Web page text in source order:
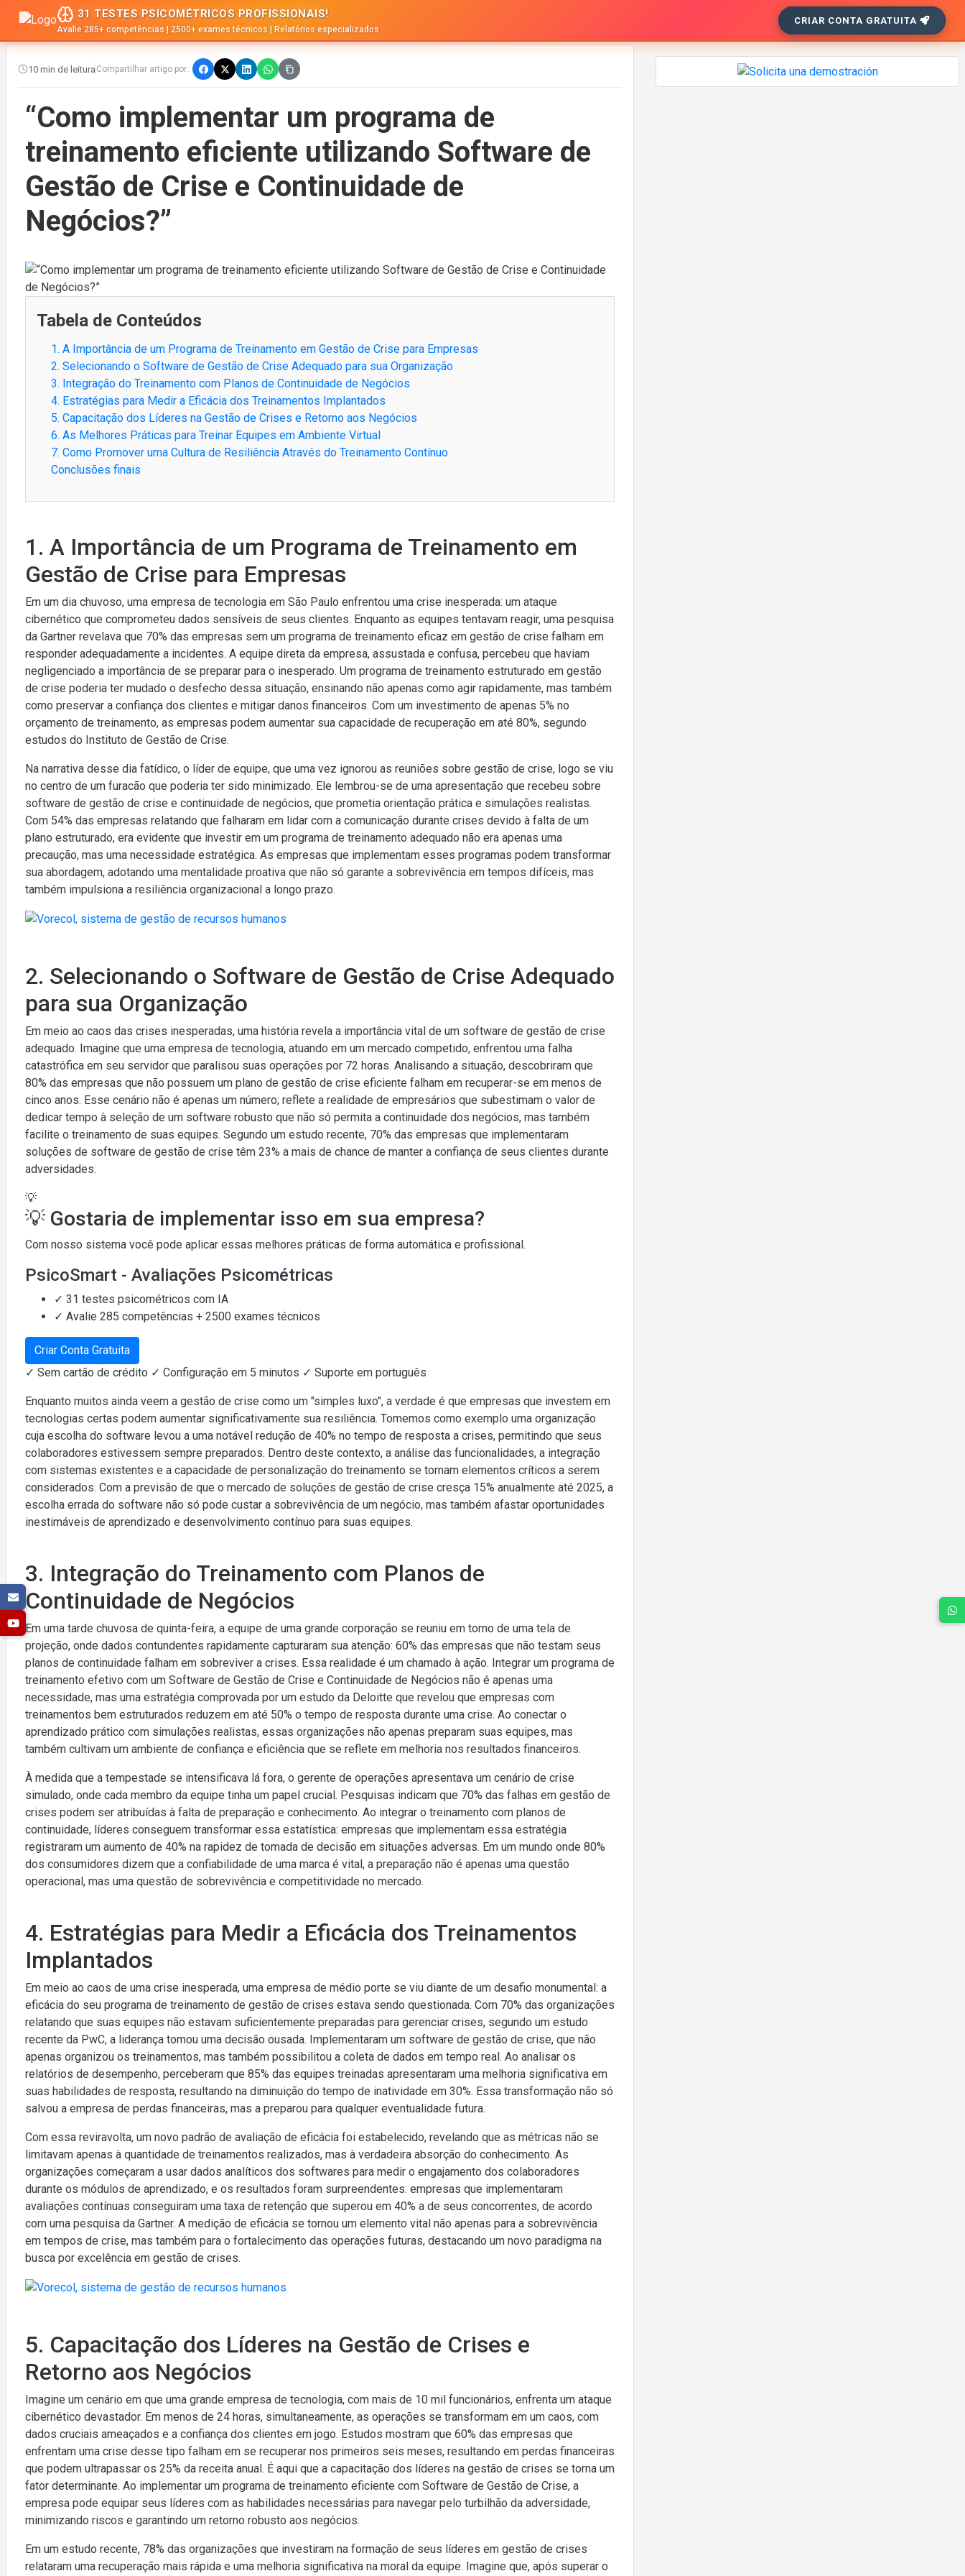
31 TESTES PSICOMÉTRICOS PROFISSIONAIS!
Avalie 285+ competências | 2500+ exames técnicos | Relatórios especializados
CRIAR CONTA GRATUITA
10 min de leitura Compartilhar artigo por::
“Como implementar um programa de
treinamento eficiente utilizando Software de
Gestão de Crise e Continuidade de
Negócios?”
Tabela de Conteúdos
1. A Importância de um Programa de Treinamento em Gestão de Crise para Empresas
2. Selecionando o Software de Gestão de Crise Adequado para sua Organização
3. Integração do Treinamento com Planos de Continuidade de Negócios
4. Estratégias para Medir a Eficácia dos Treinamentos Implantados
5. Capacitação dos Líderes na Gestão de Crises e Retorno aos Negócios
6. As Melhores Práticas para Treinar Equipes em Ambiente Virtual
7. Como Promover uma Cultura de Resiliência Através do Treinamento Contínuo
Conclusões finais
1. A Importância de um Programa de Treinamento em
Gestão de Crise para Empresas
Em um dia chuvoso, uma empresa de tecnologia em São Paulo enfrentou uma crise inesperada: um ataque
cibernético que comprometeu dados sensíveis de seus clientes. Enquanto as equipes tentavam reagir, uma pesquisa
da Gartner revelava que 70% das empresas sem um programa de treinamento eficaz em gestão de crise falham em
responder adequadamente a incidentes. A equipe direta da empresa, assustada e confusa, percebeu que haviam
negligenciado a importância de se preparar para o inesperado. Um programa de treinamento estruturado em gestão
de crise poderia ter mudado o desfecho dessa situação, ensinando não apenas como agir rapidamente, mas também
como preservar a confiança dos clientes e mitigar danos financeiros. Com um investimento de apenas 5% no
orçamento de treinamento, as empresas podem aumentar sua capacidade de recuperação em até 80%, segundo
estudos do Instituto de Gestão de Crise.
Na narrativa desse dia fatídico, o líder de equipe, que uma vez ignorou as reuniões sobre gestão de crise, logo se viu
no centro de um furacão que poderia ter sido minimizado. Ele lembrou-se de uma apresentação que recebeu sobre
software de gestão de crise e continuidade de negócios, que prometia orientação prática e simulações realistas.
Com 54% das empresas relatando que falharam em lidar com a comunicação durante crises devido à falta de um
plano estruturado, era evidente que investir em um programa de treinamento adequado não era apenas uma
precaução, mas uma necessidade estratégica. As empresas que implementam esses programas podem transformar
sua abordagem, adotando uma mentalidade proativa que não só garante a sobrevivência em tempos difíceis, mas
também impulsiona a resiliência organizacional a longo prazo.
2. Selecionando o Software de Gestão de Crise Adequado
para sua Organização
Em meio ao caos das crises inesperadas, uma história revela a importância vital de um software de gestão de crise
adequado. Imagine que uma empresa de tecnologia, atuando em um mercado competido, enfrentou uma falha
catastrófica em seu servidor que paralisou suas operações por 72 horas. Analisando a situação, descobriram que
80% das empresas que não possuem um plano de gestão de crise eficiente falham em recuperar-se em menos de
cinco anos. Esse cenário não é apenas um número; reflete a realidade de empresários que subestimam o valor de
dedicar tempo à seleção de um software robusto que não só permita a continuidade dos negócios, mas também
facilite o treinamento de suas equipes. Segundo um estudo recente, 70% das empresas que implementaram
soluções de software de gestão de crise têm 23% a mais de chance de manter a confiança de seus clientes durante
adversidades.
💡
💡 Gostaria de implementar isso em sua empresa?
Com nosso sistema você pode aplicar essas melhores práticas de forma automática e profissional.
PsicoSmart - Avaliações Psicométricas
✓ 31 testes psicométricos com IA
✓ Avalie 285 competências + 2500 exames técnicos
Criar Conta Gratuita
✓ Sem cartão de crédito ✓ Configuração em 5 minutos ✓ Suporte em português
Enquanto muitos ainda veem a gestão de crise como um "simples luxo", a verdade é que empresas que investem em
tecnologias certas podem aumentar significativamente sua resiliência. Tomemos como exemplo uma organização
cuja escolha do software levou a uma notável redução de 40% no tempo de resposta a crises, permitindo que seus
colaboradores estivessem sempre preparados. Dentro deste contexto, a análise das funcionalidades, a integração
com sistemas existentes e a capacidade de personalização do treinamento se tornam elementos críticos a serem
considerados. Com a previsão de que o mercado de soluções de gestão de crise cresça 15% anualmente até 2025, a
escolha errada do software não só pode custar a sobrevivência de um negócio, mas também afastar oportunidades
inestimáveis de aprendizado e desenvolvimento contínuo para suas equipes.
3. Integração do Treinamento com Planos de
Continuidade de Negócios
Em uma tarde chuvosa de quinta-feira, a equipe de uma grande corporação se reuniu em torno de uma tela de
projeção, onde dados contundentes rapidamente capturaram sua atenção: 60% das empresas que não testam seus
planos de continuidade falham em sobreviver a crises. Essa realidade é um chamado à ação. Integrar um programa de
treinamento efetivo com um Software de Gestão de Crise e Continuidade de Negócios não é apenas uma
necessidade, mas uma estratégia comprovada por um estudo da Deloitte que revelou que empresas com
treinamentos bem estruturados reduzem em até 50% o tempo de resposta durante uma crise. Ao conectar o
aprendizado prático com simulações realistas, essas organizações não apenas preparam suas equipes, mas
também cultivam um ambiente de confiança e eficiência que se reflete em melhoria nos resultados financeiros.
À medida que a tempestade se intensificava lá fora, o gerente de operações apresentava um cenário de crise
simulado, onde cada membro da equipe tinha um papel crucial. Pesquisas indicam que 70% das falhas em gestão de
crises podem ser atribuídas à falta de preparação e conhecimento. Ao integrar o treinamento com planos de
continuidade, líderes conseguem transformar essa estatística: empresas que implementam essa estratégia
registraram um aumento de 40% na rapidez de tomada de decisão em situações adversas. Em um mundo onde 80%
dos consumidores dizem que a confiabilidade de uma marca é vital, a preparação não é apenas uma questão
operacional, mas uma questão de sobrevivência e competitividade no mercado.
4. Estratégias para Medir a Eficácia dos Treinamentos
Implantados
Em meio ao caos de uma crise inesperada, uma empresa de médio porte se viu diante de um desafio monumental: a
eficácia do seu programa de treinamento de gestão de crises estava sendo questionada. Com 70% das organizações
relatando que suas equipes não estavam suficientemente preparadas para gerenciar crises, segundo um estudo
recente da PwC, a liderança tomou uma decisão ousada. Implementaram um software de gestão de crise, que não
apenas organizou os treinamentos, mas também possibilitou a coleta de dados em tempo real. Ao analisar os
relatórios de desempenho, perceberam que 85% das equipes treinadas apresentaram uma melhoria significativa em
suas habilidades de resposta, resultando na diminuição do tempo de inatividade em 30%. Essa transformação não só
salvou a empresa de perdas financeiras, mas a preparou para qualquer eventualidade futura.
Com essa reviravolta, um novo padrão de avaliação de eficácia foi estabelecido, revelando que as métricas não se
limitavam apenas à quantidade de treinamentos realizados, mas à verdadeira absorção do conhecimento. As
organizações começaram a usar dados analíticos dos softwares para medir o engajamento dos colaboradores
durante os módulos de aprendizado, e os resultados foram surpreendentes: empresas que implementaram
avaliações contínuas conseguiram uma taxa de retenção que superou em 40% a de seus concorrentes, de acordo
com uma pesquisa da Gartner. A medição de eficácia se tornou um elemento vital não apenas para a sobrevivência
em tempos de crise, mas também para o fortalecimento das operações futuras, destacando um novo paradigma na
busca por excelência em gestão de crises.
5. Capacitação dos Líderes na Gestão de Crises e
Retorno aos Negócios
Imagine um cenário em que uma grande empresa de tecnologia, com mais de 10 mil funcionários, enfrenta um ataque
cibernético devastador. Em menos de 24 horas, simultaneamente, as operações se transformam em um caos, com
dados cruciais ameaçados e a confiança dos clientes em jogo. Estudos mostram que 60% das empresas que
enfrentam uma crise desse tipo falham em se recuperar nos primeiros seis meses, resultando em perdas financeiras
que podem ultrapassar os 25% da receita anual. É aqui que a capacitação dos líderes na gestão de crises se torna um
fator determinante. Ao implementar um programa de treinamento eficiente com Software de Gestão de Crise, a
empresa pode equipar seus líderes com as habilidades necessárias para navegar pelo turbilhão da adversidade,
minimizando riscos e garantindo um retorno robusto aos negócios.
Em um estudo recente, 78% das organizações que investiram na formação de seus líderes em gestão de crises
relataram uma recuperação mais rápida e uma melhoria significativa na moral da equipe. Imagine que, após superar o